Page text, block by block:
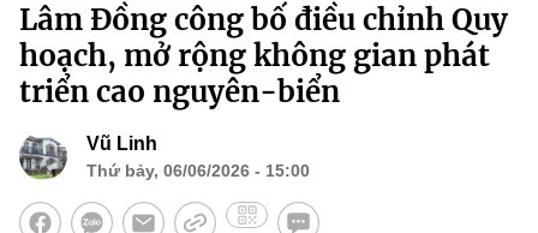
Lâm Đồng công bố điều chỉnh Quy
hoạch, mở rộng không gian phát
triển cao nguyên-biển
Vũ Linh
Thứ bảy, 06/06/2026 - 15:00